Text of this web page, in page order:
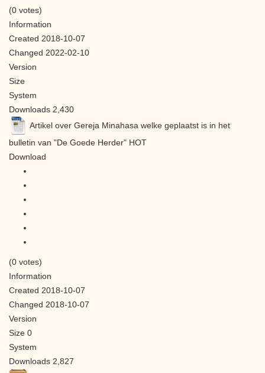
(0 votes)
Information
Created 2018-10-07
Changed 2022-02-10
Version
Size
System
Downloads 2,430
Artikel over Gereja Minahasa welke geplaatst is in het
bulletin van "De Goede Herder" HOT
Download
(0 votes)
Information
Created 2018-10-07
Changed 2018-10-07
Version
Size 0
System
Downloads 2,827